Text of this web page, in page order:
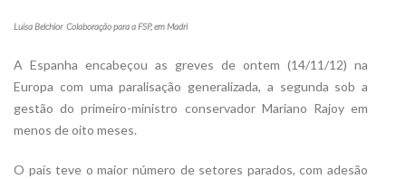
Luisa Belchior  Colaboração para a FSP, em Madri
A Espanha encabeçou as greves de ontem (14/11/12) na
Europa com uma paralisação generalizada, a segunda sob a
gestão do primeiro-ministro conservador Mariano Rajoy em
menos de oito meses.
O país teve o maior número de setores parados, com adesão